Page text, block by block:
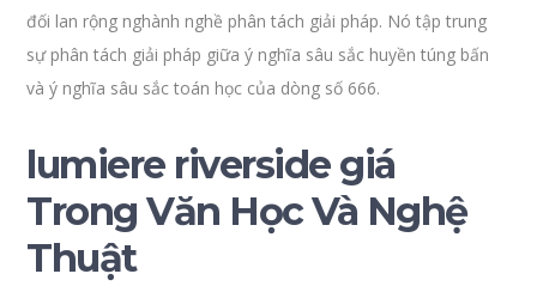
đối lan rộng nghành nghề phân tách giải pháp. Nó tập trung
sự phân tách giải pháp giữa ý nghĩa sâu sắc huyền túng bấn
và ý nghĩa sâu sắc toán học của dòng số 666.
lumiere riverside giá
Trong Văn Học Và Nghệ
Thuật